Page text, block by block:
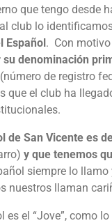
que tengo desde
club lo
Español. Con
su denominación
de registro
que el club ha
de San Vicente es
y que tenemos
siempre lo
nuestros llaman
es el “Jove”, como